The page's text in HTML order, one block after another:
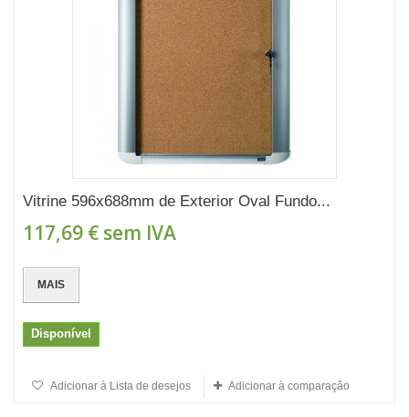
Vitrine 596x688mm de Exterior Oval Fundo...
117,69 € sem IVA
MAIS
Disponível
Adicionar à Lista de desejos Adicionar à comparação